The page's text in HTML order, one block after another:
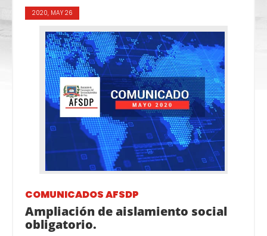
2020, MAY 26
COMUNICADOS AFSDP
Ampliación de aislamiento social
obligatorio.